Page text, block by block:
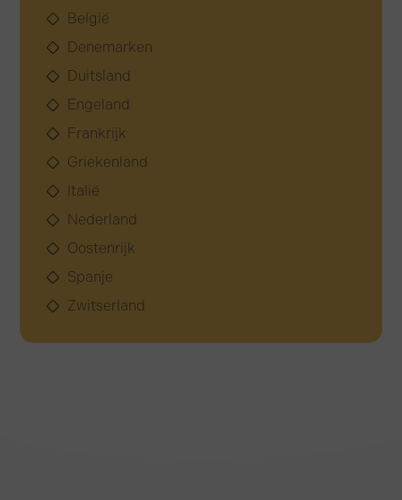
België
Denemarken
Duitsland
Engeland
Frankrijk
Griekenland
Italië
Nederland
Oostenrijk
Spanje
Zwitserland